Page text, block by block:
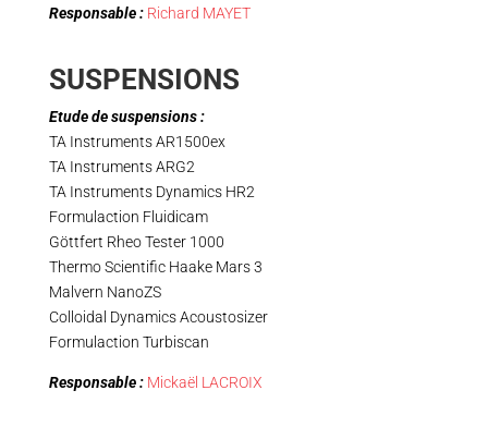
Responsable : Richard MAYET
SUSPENSIONS
Etude de suspensions :
TA Instruments AR1500ex
TA Instruments ARG2
TA Instruments Dynamics HR2
Formulaction Fluidicam
Göttfert Rheo Tester 1000
Thermo Scientific Haake Mars 3
Malvern NanoZS
Colloidal Dynamics Acoustosizer
Formulaction Turbiscan
Responsable : Mickaël LACROIX